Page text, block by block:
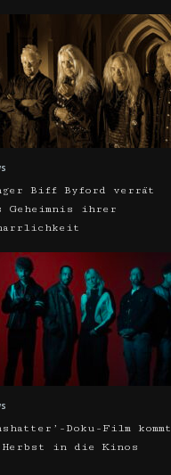
Biff Byford verrät
Geheimnis ihrer
Doku-Film kommt
Herbst in die Kinos